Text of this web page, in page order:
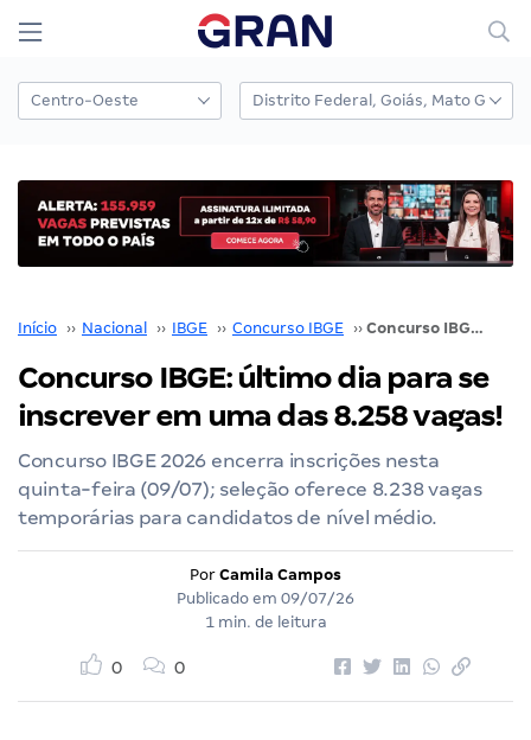
Início ›› Nacional ›› IBGE ›› Concurso IBGE ›› Concurso IBGE: último dia para se inscrever em uma das 8.258 vagas!
Concurso IBGE: último dia para se
inscrever em uma das 8.258 vagas!
Concurso IBGE 2026 encerra inscrições nesta
quinta-feira (09/07); seleção oferece 8.238 vagas
temporárias para candidatos de nível médio.
Por Camila Campos
Publicado em 09/07/26
1 min. de leitura
0 0